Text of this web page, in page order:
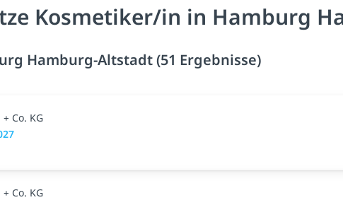
Kosmetiker/in in Hamburg
Hamburg-Altstadt (51 Ergebnisse)
Co. KG
Co. KG